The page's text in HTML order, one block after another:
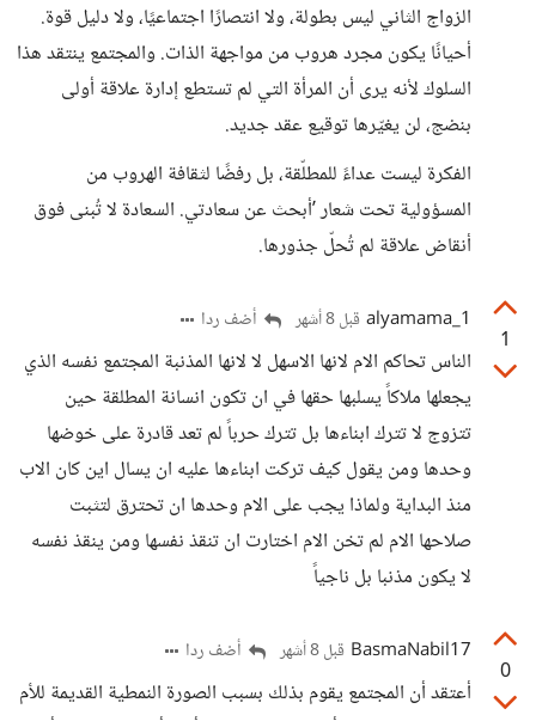
الزواج الثاني ليس بطولة، ولا انتصارًا اجتماعيًا، ولا دليل قوة.
أحيانًا يكون مجرد هروب من مواجهة الذات. والمجتمع ينتقد هذا
السلوك لأنه يرى أن المرأة التي لم تستطع إدارة علاقة أولى
بنضج، لن يغيّرها توقيع عقد جديد.
الفكرة ليست عداءً للمطلّقة، بل رفضًا لثقافة الهروب من
المسؤولية تحت شعار ’أبحث عن سعادتي. السعادة لا تُبنى فوق
أنقاض علاقة لم تُحلّ جذورها.
1
alyamama_1 قبل 8 أشهر أضف ردا
الناس تحاكم الام لانها الاسهل لا لانها المذنبة المجتمع نفسه الذي
يجعلها ملاكاً يسلبها حقها في ان تكون انسانة المطلقة حين
تتزوج لا تترك ابناءها بل تترك حرباً لم تعد قادرة على خوضها
وحدها ومن يقول كيف تركت ابناءها عليه ان يسال اين كان الاب
منذ البداية ولماذا يجب على الام وحدها ان تحترق لتثبت
صلاحها الام لم تخن الام اختارت ان تنقذ نفسها ومن ينقذ نفسه
لا يكون مذنبا بل ناجياً
0
BasmaNabil17 قبل 8 أشهر أضف ردا
أعتقد أن المجتمع يقوم بذلك بسبب الصورة النمطية القديمة للأم